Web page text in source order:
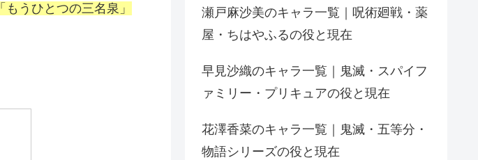
うひとつの三名泉」
瀬戸麻沙美のキャラ一覧｜呪術廻戦・薬
屋・ちはやふるの役と現在
早見沙織のキャラ一覧｜鬼滅・スパイフ
ァミリー・プリキュアの役と現在
花澤香菜のキャラ一覧｜鬼滅・五等分・
物語シリーズの役と現在